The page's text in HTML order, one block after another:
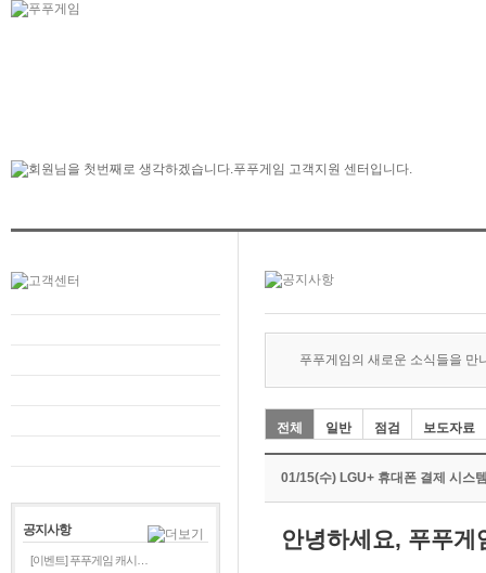
공지사항
[이벤트] 푸푸게임 캐시…
푸푸게임의 새로운 소식들을 만
전체 일반 점검 보도자료
01/15(수) LGU+ 휴대폰 결제 시스
안녕하세요, 푸푸게